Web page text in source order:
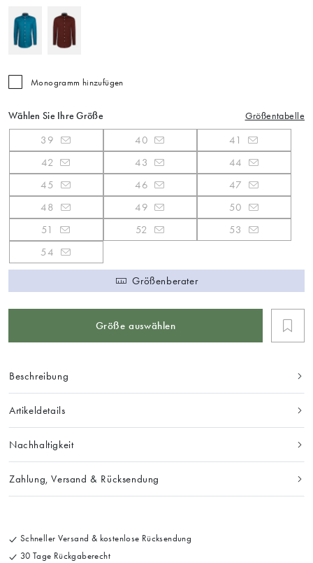
Monogramm hinzufügen
Wählen Sie Ihre Größe Größentabelle
39 40
41
42
43
44
45
46
47
48
49
50
51
52
53
54
Größenberater
Größe auswählen
Beschreibung
Artikeldetails
Nachhaltigkeit
Zahlung, Versand & Rücksendung
Schneller Versand & kostenlose Rücksendung
30 Tage Rückgaberecht